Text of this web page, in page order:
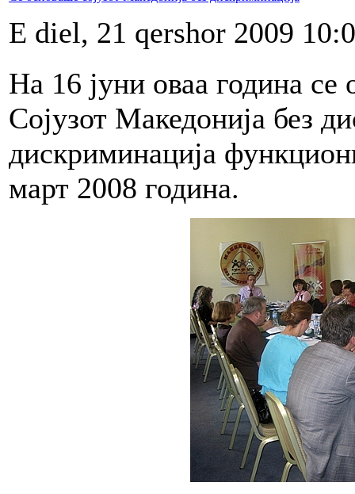
E diel, 21 qershor 2009
На 16 јуни оваа година се
Сојузот Македонија без
дискриминација
март 2008 година.